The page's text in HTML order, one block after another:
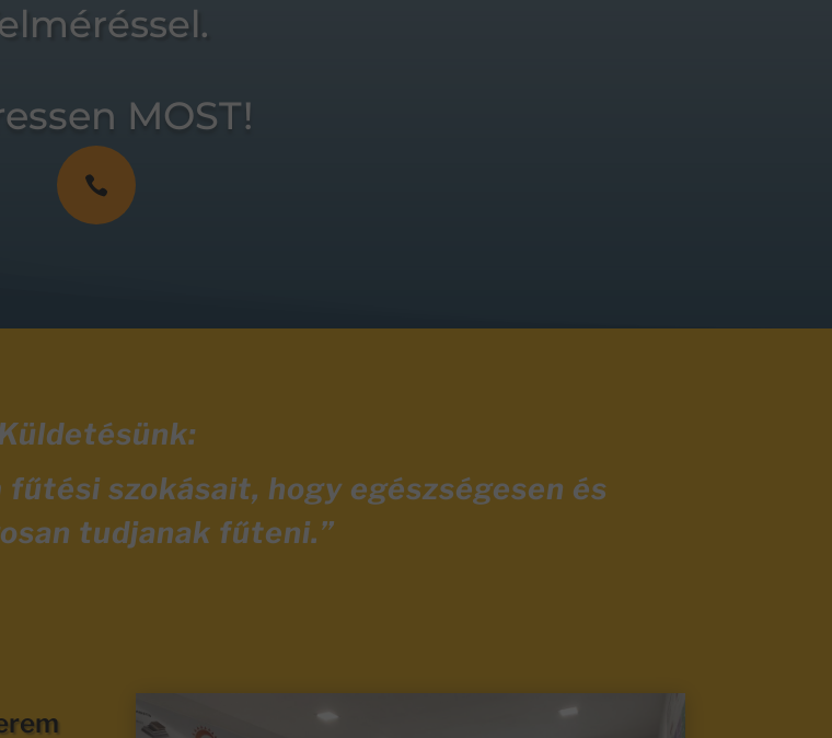
MOST!

szokásait, hogy egészségesen és
tudjanak fűteni.”